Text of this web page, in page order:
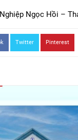
Ngọc Hồi –
Twitter Pinterest